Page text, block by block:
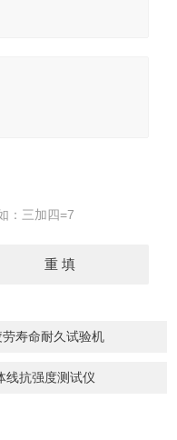
：三加四=7
寿命耐久试验机
线抗强度测试仪